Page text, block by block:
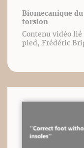
Biomecanique
torsion
Contenu vidéo lié
pied, Frédéric